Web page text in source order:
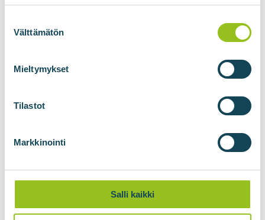
valinta
Välttämätön
Mieltymykset
Tilastot
Markkinointi
Salli kaikki
rozwiązanie do zatłaczania do
Jednostka przyłączeniowa sieci jest
10-calowy kontener morski, który jest całkowicie
znormalizowany. Jedynie rozmiar orurowania,
elementy kontroli ciśnienia i akcesoria kontenera